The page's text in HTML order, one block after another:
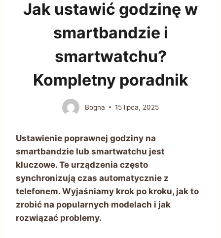
Jak ustawić godzinę w
smartbandzie i
smartwatchu?
Kompletny poradnik
Bogna 15 lipca, 2025
Ustawienie poprawnej godziny na
smartbandzie lub smartwatchu jest
kluczowe. Te urządzenia często
synchronizują czas automatycznie z
telefonem. Wyjaśniamy krok po kroku, jak to
zrobić na popularnych modelach i jak
rozwiązać problemy.